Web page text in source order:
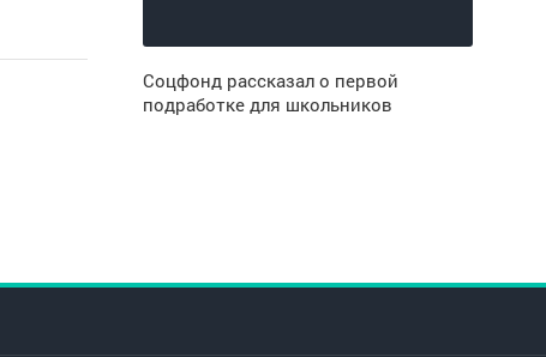
Соцфонд рассказал о первой
подработке для школьников